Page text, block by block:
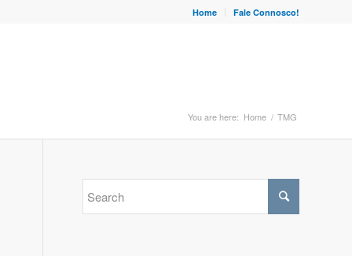
Home Fale Connosco!
You are here: Home / TMG